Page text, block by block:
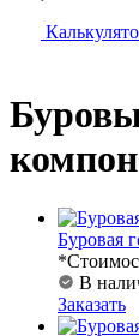
Буровая
В
Заказать